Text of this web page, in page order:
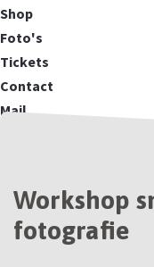
Shop
Foto's
Tickets
Contact
Mail
Workshop
fotografie